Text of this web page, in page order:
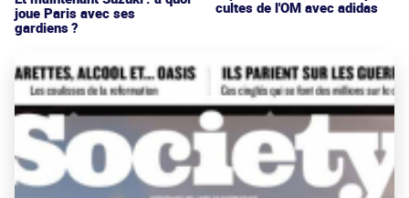
joue Paris avec ses
gardiens ?
cultes de l'OM avec adidas